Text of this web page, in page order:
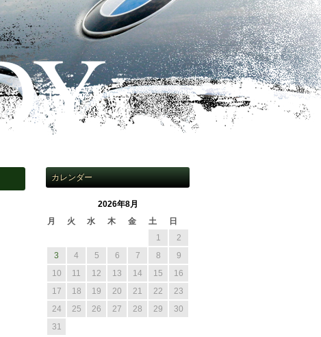
カレンダー
2026年8月
月
火 水 木 金 土
日
1
2
3
4 5 6 7 8
9
10
11 12 13 14 15
16
17
18 19 20 21 22
23
24
25 26 27 28 29
30
31